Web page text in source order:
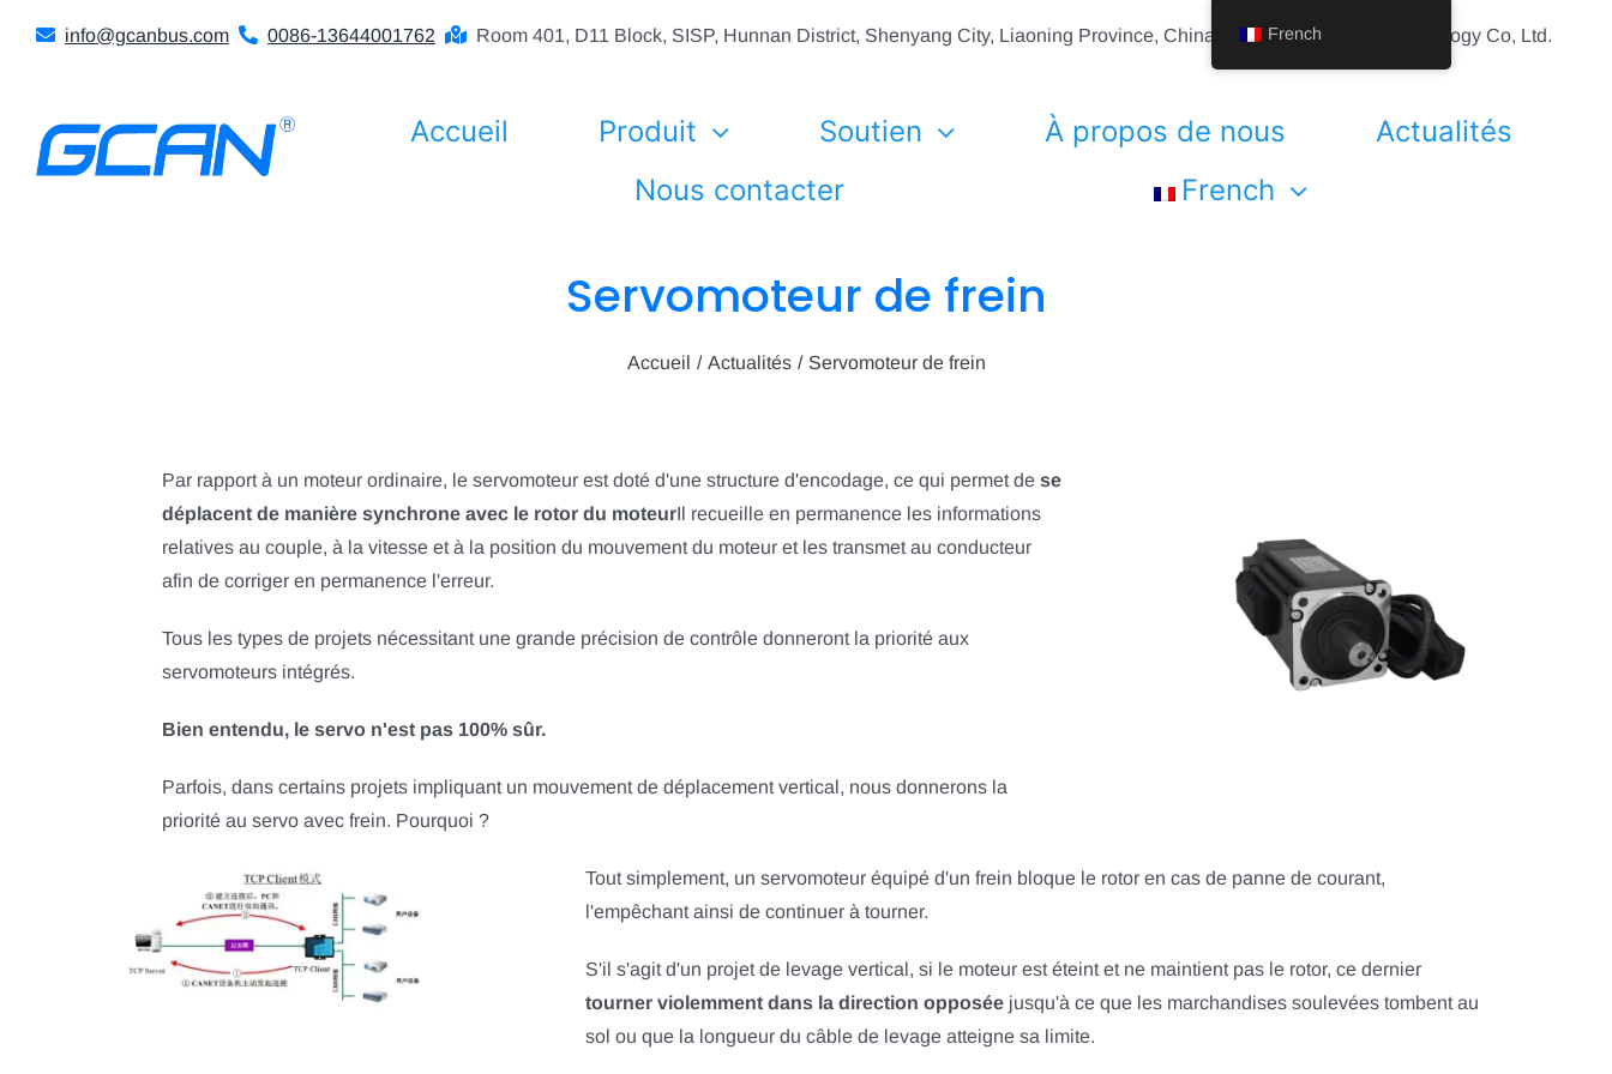
info@gcanbus.com 0086-13644001762 Room 401, D11 Block, SISP, Hunnan District, Shenyang City, Liaoning Province, China Shenyang Vhandy Technology Co, Ltd.
Accueil Produit Soutien À propos de nous
Actualités
Nous contacter
French
Servomoteur de frein
Accueil Actualités Servomoteur de frein
Par rapport à un moteur ordinaire, le servomoteur est doté d'une structure d'encodage, ce qui permet de se
déplacent de manière synchrone avec le rotor du moteurIl recueille en permanence les informations
relatives au couple, à la vitesse et à la position du mouvement du moteur et les transmet au conducteur
afin de corriger en permanence l'erreur.
Tous les types de projets nécessitant une grande précision de contrôle donneront la priorité aux
servomoteurs intégrés.
Bien entendu, le servo n'est pas 100% sûr.
Parfois, dans certains projets impliquant un mouvement de déplacement vertical, nous donnerons la
priorité au servo avec frein. Pourquoi ?
Tout simplement, un servomoteur équipé d'un frein bloque le rotor en cas de panne de courant,
l'empêchant ainsi de continuer à tourner.
S'il s'agit d'un projet de levage vertical, si le moteur est éteint et ne maintient pas le rotor, ce dernier
tourner violemment dans la direction opposée jusqu'à ce que les marchandises soulevées tombent au
sol ou que la longueur du câble de levage atteigne sa limite.
French